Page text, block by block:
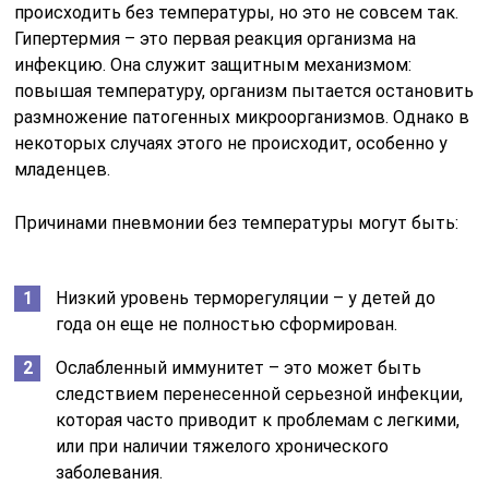
происходить без температуры, но это не совсем так.
Гипертермия – это первая реакция организма на
инфекцию. Она служит защитным механизмом:
повышая температуру, организм пытается остановить
размножение патогенных микроорганизмов. Однако в
некоторых случаях этого не происходит, особенно у
младенцев.
Причинами пневмонии без температуры могут быть:
Низкий уровень терморегуляции – у детей до
года он еще не полностью сформирован.
Ослабленный иммунитет – это может быть
следствием перенесенной серьезной инфекции,
которая часто приводит к проблемам с легкими,
или при наличии тяжелого хронического
заболевания.